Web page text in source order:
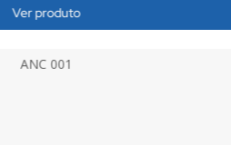
Ver produto
ANC 001